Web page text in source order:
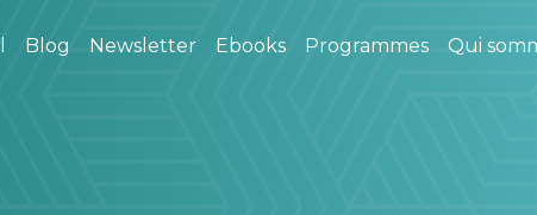
Blog Newsletter Ebooks Programmes Qui